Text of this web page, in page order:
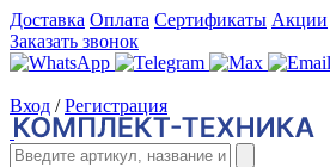
Доставка Оплата Сертификаты Акции
Заказать звонок
Вход / Регистрация